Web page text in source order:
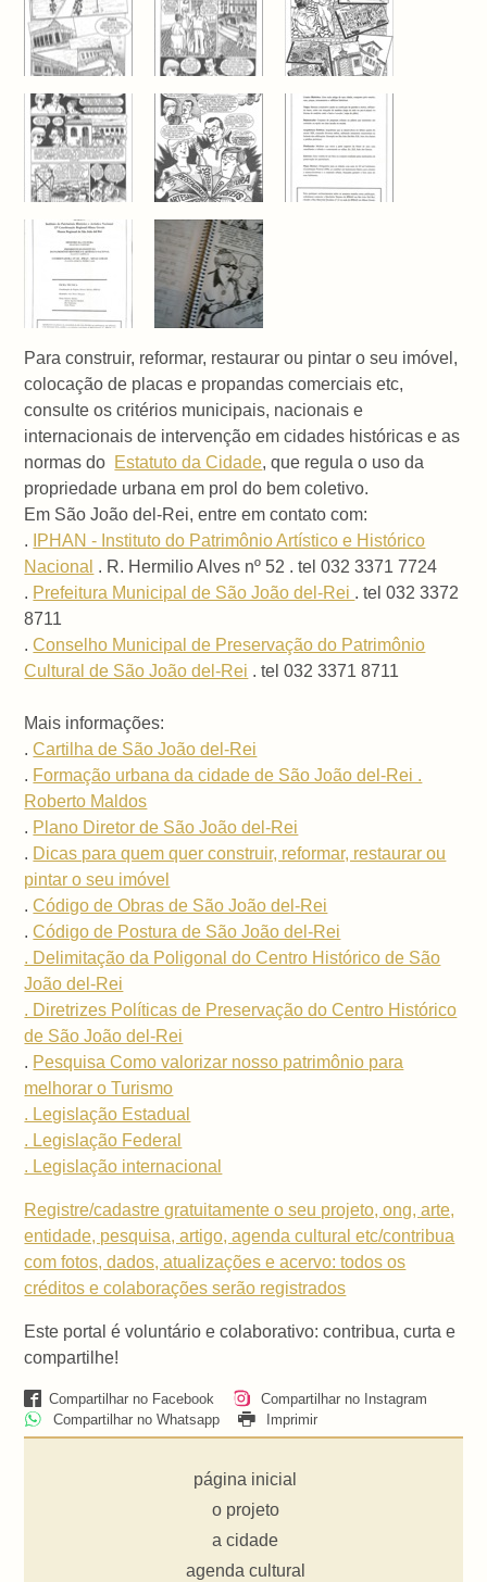
Para construir, reformar, restaurar ou pintar o seu imóvel,
colocação de placas e propandas comerciais etc,
consulte os critérios municipais, nacionais e
internacionais de intervenção em cidades históricas e as
normas do Estatuto da Cidade, que regula o uso da
propriedade urbana em prol do bem coletivo.
Em São João del-Rei, entre em contato com:
.
IPHAN - Instituto do Patrimônio Artístico e Histórico
Nacional . R. Hermilio Alves nº 52 . tel 032 3371 7724
. Prefeitura Municipal de São João del-Rei . tel 032 3372
8711
.Conselho Municipal de Preservação do Patrimônio
Cultural de São João del-Rei . tel 032 3371 8711
Mais informações:
.Cartilha de São João del-Rei
. Formação urbana da cidade de São João del-Rei .
Roberto Maldos
. Plano Diretor de São João del-Rei
. Dicas para quem quer construir, reformar, restaurar ou
pintar o seu imóvel
.Código de Obras de São João del-Rei
.Código de Postura de São João del-Rei
. Delimitação da Poligonal do Centro Histórico de São
João del-Rei
. Diretrizes Políticas de Preservação do Centro Histórico
de São João del-Rei
. Pesquisa Como valorizar nosso patrimônio para
melhorar o Turismo
. Legislação Estadual
. Legislação Federal
. Legislação internacional
Registre/cadastre gratuitamente o seu projeto, ong, arte,
entidade, pesquisa, artigo, agenda cultural etc/contribua
com fotos, dados, atualizações e acervo: todos os
créditos e colaborações serão registrados
Este portal é voluntário e colaborativo: contribua, curta e
compartilhe!
Compartilhar no Facebook
Compartilhar no Instagram
Compartilhar no Whatsapp
Imprimir
página inicial
o projeto
a cidade
agenda cultural